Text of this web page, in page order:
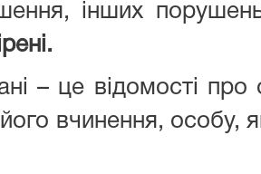
інших
– це відомості
його вчинення,